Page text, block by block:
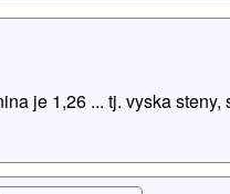
je 1,26 ... tj. vyska